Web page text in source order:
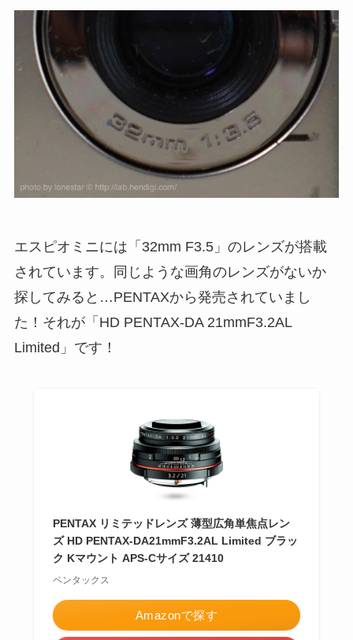
エスピオミニには「32mm F3.5」のレンズが搭載
されています。同じような画角のレンズがないか
探してみると…PENTAXから発売されていまし
た！それが「HD PENTAX-DA 21mmF3.2AL
Limited」です！
PENTAX リミテッドレンズ 薄型広角単焦点レン
ズ HD PENTAX-DA21mmF3.2AL Limited ブラッ
ク Kマウント APS-Cサイズ 21410
ペンタックス
Amazonで探す